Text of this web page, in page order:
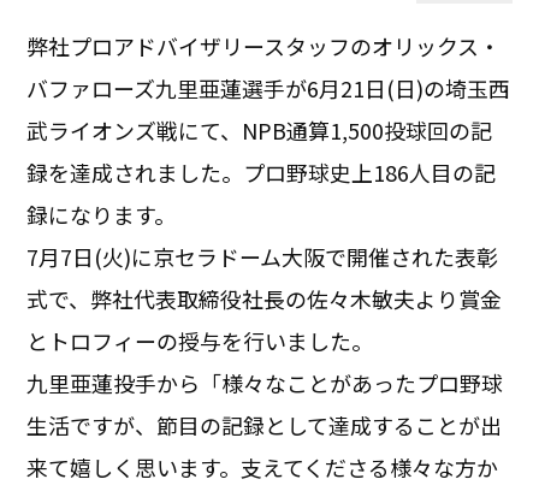
弊社プロアドバイザリースタッフのオリックス・
バファローズ九里亜蓮選手が6月21日(日)の埼玉西
武ライオンズ戦にて、NPB通算1,500投球回の記
録を達成されました。プロ野球史上186人目の記
録になります。
7月7日(火)に京セラドーム大阪で開催された表彰
式で、弊社代表取締役社長の佐々木敏夫より賞金
とトロフィーの授与を行いました。
九里亜蓮投手から「様々なことがあったプロ野球
生活ですが、節目の記録として達成することが出
来て嬉しく思います。支えてくださる様々な方か